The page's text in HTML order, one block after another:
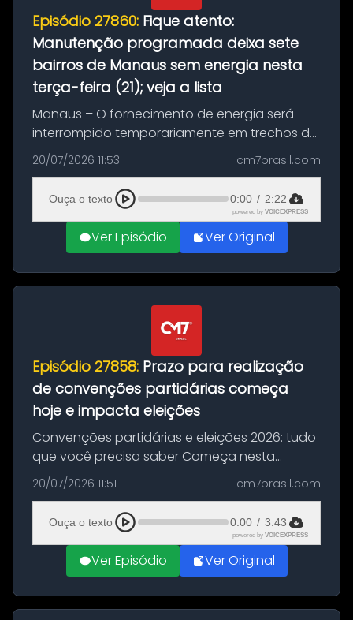
Episódio 27860: Fique atento:
Manutenção programada deixa sete
bairros de Manaus sem energia nesta
terça-feira (21); veja a lista
Manaus – O fornecimento de energia será
interrompido temporariamente em trechos de
sete bairros de Manaus nesta terça-feira (21).
A suspensão programada ocorrerá para a
execução de serviços de manuten...
20/07/2026 11:53 cm7brasil.com
Ouça o texto 0:00 / 2:22
powered by VOICEXPRESS
Ver Episódio Ver Original
Episódio 27858: Prazo para realização
de convenções partidárias começa
hoje e impacta eleições
Convenções partidárias e eleições 2026: tudo
que você precisa saber Começa nesta
segunda-feira e vai até 5 de agosto o prazo
para que partidos políticos e federações
partidárias realizem suas convençõ...
20/07/2026 11:51 cm7brasil.com
Ouça o texto 0:00 / 3:43
powered by VOICEXPRESS
Ver Episódio Ver Original